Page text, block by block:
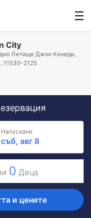
City
Летище Джон Кенеди,
2125
Напускане
съб, авг 8
0 Деца
и цените